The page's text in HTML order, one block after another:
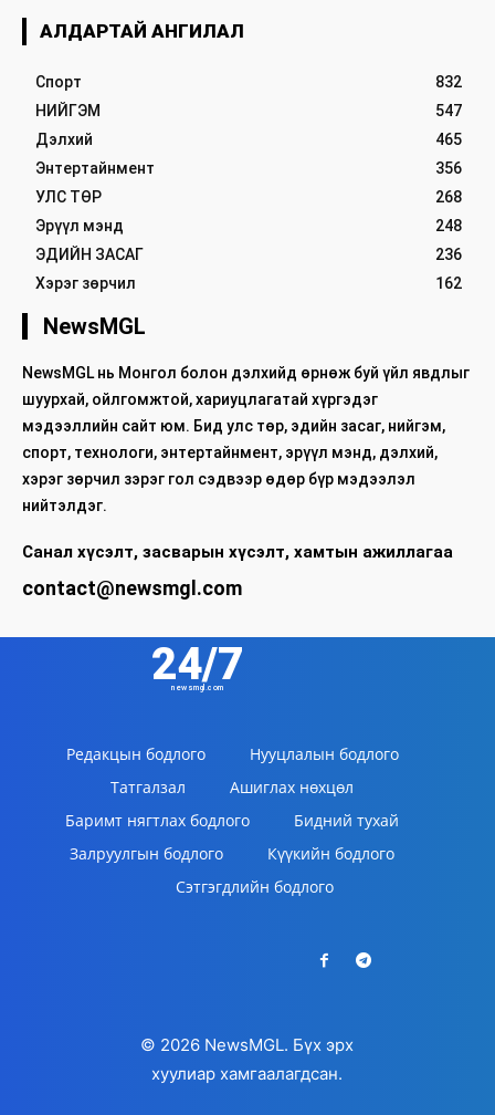
АЛДАРТАЙ АНГИЛАЛ
Спорт
832
НИЙГЭМ
547
Дэлхий
465
Энтертайнмент
356
УЛС ТӨР
268
Эрүүл мэнд
248
ЭДИЙН ЗАСАГ
236
Хэрэг зөрчил
162
NewsMGL
NewsMGL нь Монгол болон дэлхийд өрнөж буй үйл явдлыг
шуурхай, ойлгомжтой, хариуцлагатай хүргэдэг
мэдээллийн сайт юм. Бид улс төр, эдийн засаг, нийгэм,
спорт, технологи, энтертайнмент, эрүүл мэнд, дэлхий,
хэрэг зөрчил зэрэг гол сэдвээр өдөр бүр мэдээлэл
нийтэлдэг.
Санал хүсэлт, засварын хүсэлт, хамтын ажиллагаа
contact@newsmgl.com
24/7
newsmgl.com
Редакцын бодлого
Нууцлалын бодлого
Татгалзал
Ашиглах нөхцөл
Баримт нягтлах бодлого
Бидний тухай
Залруулгын бодлого
Күүкийн бодлого
Сэтгэгдлийн бодлого
© 2026 NewsMGL. Бүх эрх
хуулиар хамгаалагдсан.